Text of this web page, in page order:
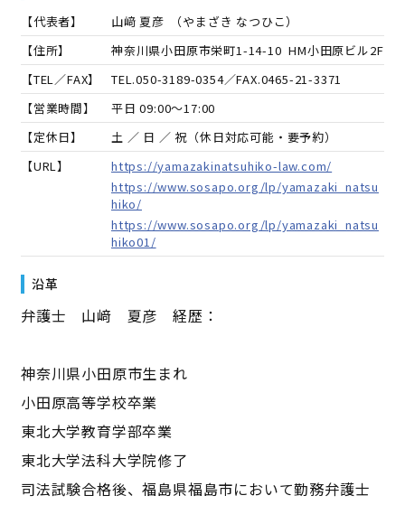
【代表者】 山﨑 夏彦 （やまざき なつひこ）
【住所】
神奈川県小田原市栄町1-14-10 HM小田原ビル2F
【TEL／FAX】
TEL.050-3189-0354／FAX.0465-21-3371
【営業時間】
平日 09:00～17:00
【定休日】
土 ／ 日 ／ 祝（休日対応可能・要予約）
【URL】
https://yamazakinatsuhiko-law.com/
https://www.sosapo.org/lp/yamazaki_natsu
hiko/
https://www.sosapo.org/lp/yamazaki_natsu
hiko01/
沿革
弁護士 山﨑 夏彦 経歴：
神奈川県小田原市生まれ
小田原高等学校卒業
東北大学教育学部卒業
東北大学法科大学院修了
司法試験合格後、福島県福島市において勤務弁護士